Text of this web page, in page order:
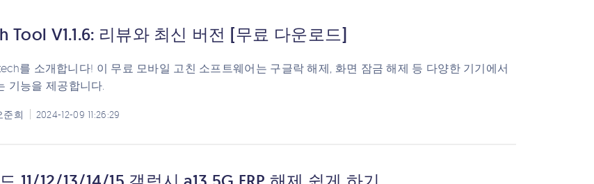
Tool V1.1.6: 리뷰와 최신 버전 [무료 다운로드]
를 소개합니다! 이 무료 모바일 고친 소프트웨어는 구글락 해제, 화면 잠금 해제 등 다양한 기기에서
기능을 제공합니다.
준희 2024-12-09 11:26:29